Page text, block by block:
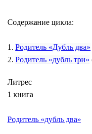
Содержание цикла:
1. Родитель «Дубль два»
2. Родитель «дубль три»
Литрес
1 книга
Родитель «дубль два»